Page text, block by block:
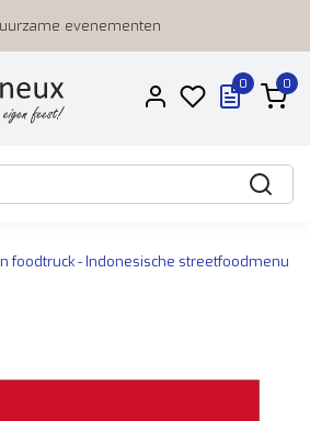
evenementen
0 0
foodtruck - Indonesische streetfoodmenu